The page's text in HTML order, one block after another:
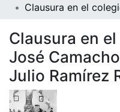
Clausura en
José
Julio Ramírez